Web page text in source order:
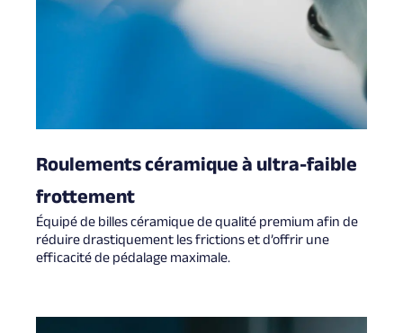
Roulements céramique à ultra-faible
frottement
Équipé de billes céramique de qualité premium afin de
réduire drastiquement les frictions et d’offrir une
efficacité de pédalage maximale.